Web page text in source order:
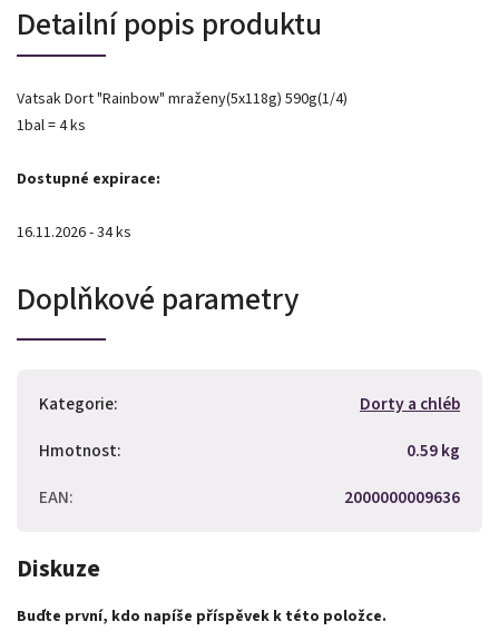
Detailní popis produktu
Vatsak Dort "Rainbow" mraženy(5x118g) 590g(1/4)
1bal = 4 ks
Dostupné expirace:
16.11.2026 - 34 ks
Doplňkové parametry
Kategorie:
Dorty a chléb
Hmotnost:
0.59 kg
EAN: 2000000009636
Diskuze
Buďte první, kdo napíše příspěvek k této položce.